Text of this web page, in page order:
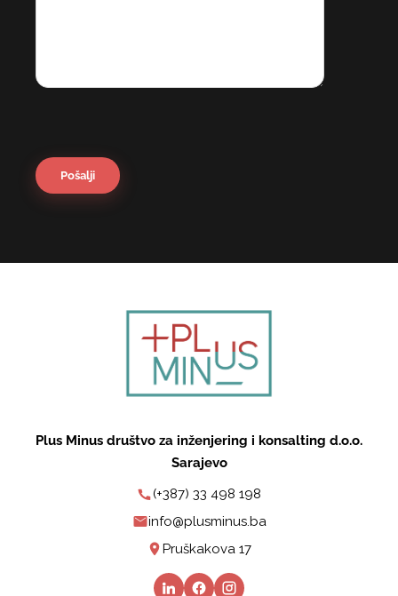
Plus Minus društvo za inženjering i konsalting d.o.o.
Sarajevo
(+387) 33 498 198
info@plusminus.ba
Pruškakova 17